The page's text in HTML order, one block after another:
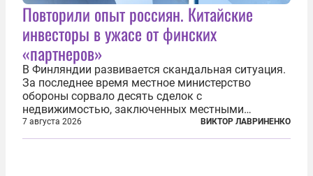
Повторили опыт россиян. Китайские
инвесторы в ужасе от финских
«партнеров»
В Финляндии развивается скандальная ситуация.
За последнее время местное министерство
обороны сорвало десять сделок с
недвижимостью, заключенных местными
фирмами с китайским капиталом. Чиновники
заявили, что они могли заключаться с целью
7 августа 2026 ВИКТОР ЛАВРИНЕНКО